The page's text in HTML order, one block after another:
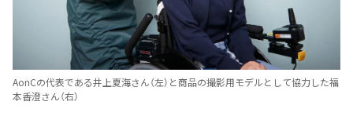
AonCの代表である井上夏海さん（左）と商品の撮影用モデルとして協力した福
本香澄さん（右）